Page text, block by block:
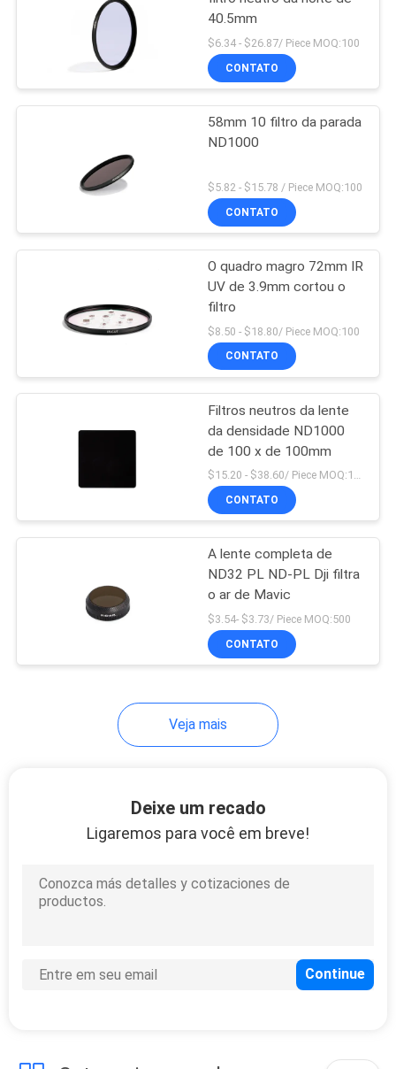
Filtro ND8
9
Filtro ND1000
6
Filtro neutro da
noite
Filtro neutro da
neutra graduado
40.5mm
$6.34 - $26.87/ Piece MOQ:100
CONTATO
58mm 10 filtro da parada
ND1000
$5.82 - $15.78 / Piece MOQ:100
CONTATO
O quadro magro 72mm IR
UV de 3.9mm cortou o
filtro
$8.50 - $18.80/ Piece MOQ:100
CONTATO
Filtros neutros da lente
da densidade ND1000
de 100 x de 100mm
$15.20 - $38.60/ Piece MOQ:100
CONTATO
A lente completa de
ND32 PL ND-PL Dji filtra
o ar de Mavic
$3.54- $3.73/ Piece MOQ:500
CONTATO
Veja mais
Deixe um recado
Ligaremos para você em breve!